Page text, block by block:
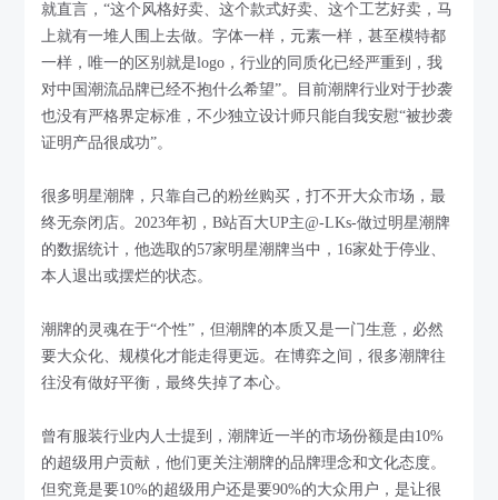
就直言，“这个风格好卖、这个款式好卖、这个工艺好卖，马
上就有一堆人围上去做。字体一样，元素一样，甚至模特都
一样，唯一的区别就是logo，行业的同质化已经严重到，我
对中国潮流品牌已经不抱什么希望”。目前潮牌行业对于抄袭
也没有严格界定标准，不少独立设计师只能自我安慰“被抄袭
证明产品很成功”。
很多明星潮牌，只靠自己的粉丝购买，打不开大众市场，最
终无奈闭店。2023年初，B站百大UP主@-LKs-做过明星潮牌
的数据统计，他选取的57家明星潮牌当中，16家处于停业、
本人退出或摆烂的状态。
潮牌的灵魂在于“个性”，但潮牌的本质又是一门生意，必然
要大众化、规模化才能走得更远。在博弈之间，很多潮牌往
往没有做好平衡，最终失掉了本心。
曾有服装行业内人士提到，潮牌近一半的市场份额是由10%
的超级用户贡献，他们更关注潮牌的品牌理念和文化态度。
但究竟是要10%的超级用户还是要90%的大众用户，是让很